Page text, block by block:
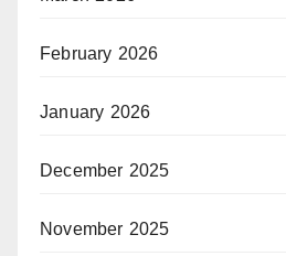
February 2026
January 2026
December 2025
November 2025